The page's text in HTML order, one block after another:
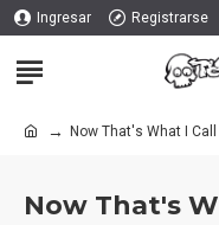
Ingresar Registrarse
Now That's What I Call
Now That's